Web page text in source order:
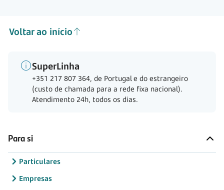
Voltar ao início
SuperLinha
+351 217 807 364, de Portugal e do estrangeiro
(custo de chamada para a rede fixa nacional).
Atendimento 24h, todos os dias.
Para si
Particulares
Empresas